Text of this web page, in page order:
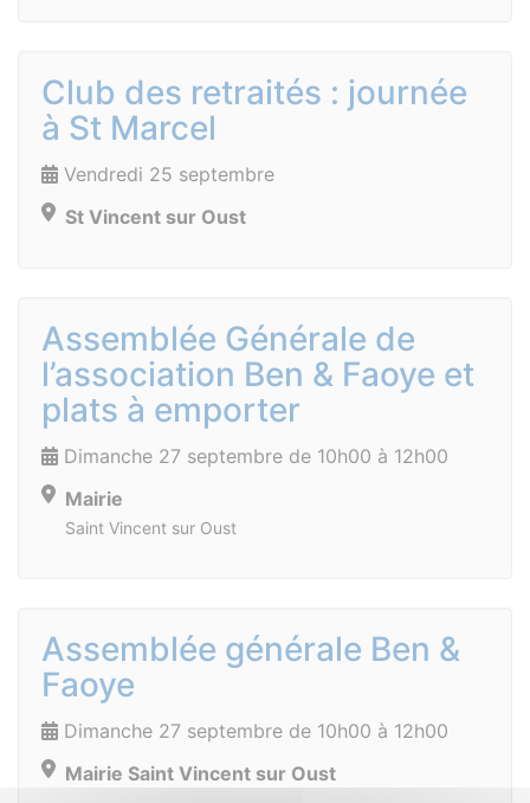
Club des retraités : journée
à St Marcel
Vendredi 25 septembre
St Vincent sur Oust
Assemblée Générale de
l’association Ben & Faoye et
plats à emporter
Dimanche 27 septembre de 10h00 à 12h00
Mairie
Saint Vincent sur Oust
Assemblée générale Ben &
Faoye
Dimanche 27 septembre de 10h00 à 12h00
Mairie Saint Vincent sur Oust